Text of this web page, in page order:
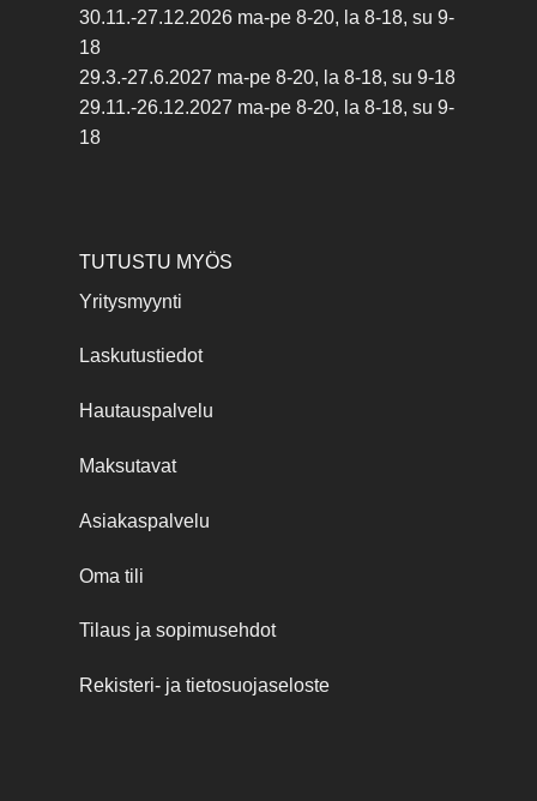
30.11.-27.12.2026 ma-pe 8-20, la 8-18, su 9-
18
29.3.-27.6.2027 ma-pe 8-20, la 8-18, su 9-18
29.11.-26.12.2027 ma-pe 8-20, la 8-18, su 9-
18
TUTUSTU MYÖS
Yritysmyynti
Laskutustiedot
Hautauspalvelu
Maksutavat
Asiakaspalvelu
Oma tili
Tilaus ja sopimusehdot
Rekisteri- ja tietosuojaseloste